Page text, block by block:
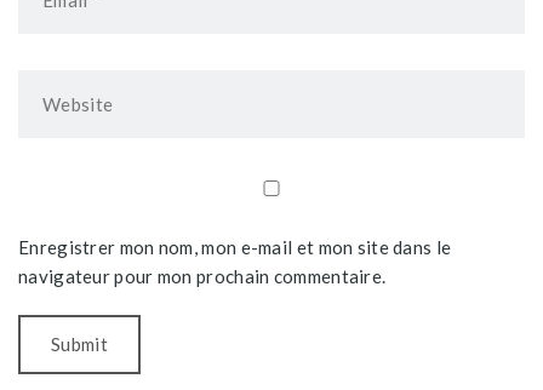
Enregistrer mon nom, mon e-mail et mon site dans le
navigateur pour mon prochain commentaire.